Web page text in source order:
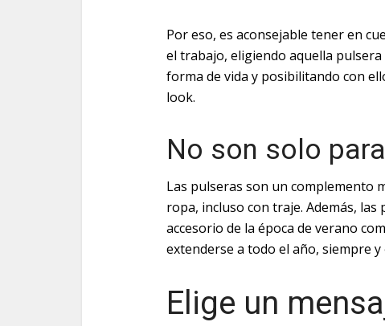
Por eso, es aconsejable tener en
el trabajo, eligiendo aquella
forma de vida y posibilitando con
look.
No son solo
Las pulseras son un complemento
ropa, incluso con traje. Además,
accesorio de la época de verano
extenderse a todo el año, siempre
Elige un